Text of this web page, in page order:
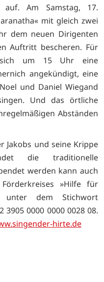
Am Samstag, 17.
mit gleich zwei
dem neuen Dirigenten
Auftritt bescheren. Für
um 15 Uhr eine
angekündigt, eine
und Daniel Wiegand
Und das örtliche
Abständen
Jakobs und seine Krippe
die traditionelle
werden kann auch
»Hilfe für
unter dem Stichwort
3905 0000 0000 0028 08.
hirte.de